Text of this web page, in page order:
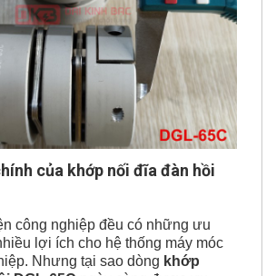
của khớp nối đĩa đàn hồi
công nghiệp đều có những ưu
lợi ích cho hệ thống máy móc